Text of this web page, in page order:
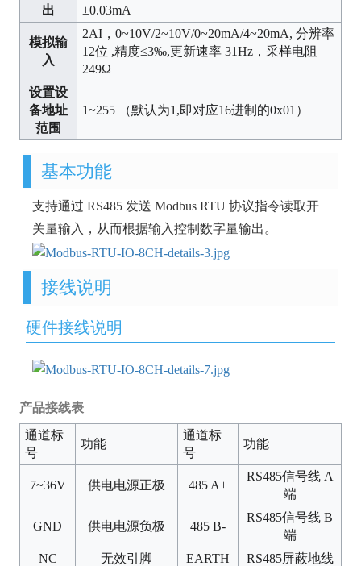
出
±0.03mA
模拟输
入
2AI，0~10V/2~10V/0~20mA/4~20mA, 分辨率
12位 ,精度≤3‰,更新速率 31Hz，采样电阻
249Ω
设置设
备地址
范围
1~255 （默认为1,即对应16进制的0x01）
基本功能
支持通过 RS485 发送 Modbus RTU 协议指令读取开
关量输入，从而根据输入控制数字量输出。
接线说明
硬件接线说明
产品接线表
通道标
号
功能
通道标
号
功能
7~36V 供电电源正极 485 A+
RS485信号线 A
端
GND 供电电源负极 485 B-
RS485信号线 B
端
NC
无效引脚 EARTH
RS485屏蔽地线